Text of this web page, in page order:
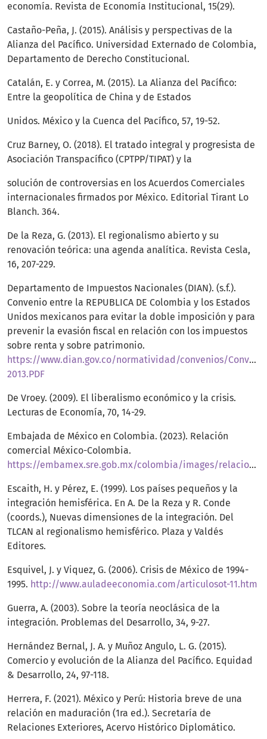
economía. Revista de Economía Institucional, 15(29).
Castaño-Peña, J. (2015). Análisis y perspectivas de la
Alianza del Pacífico. Universidad Externado de Colombia,
Departamento de Derecho Constitucional.
Catalán, E. y Correa, M. (2015). La Alianza del Pacífico:
Entre la geopolítica de China y de Estados
Unidos. México y la Cuenca del Pacífico, 57, 19-52.
Cruz Barney, O. (2018). El tratado integral y progresista de
Asociación Transpacífico (CPTPP/TIPAT) y la
solución de controversias en los Acuerdos Comerciales
internacionales firmados por México. Editorial Tirant Lo
Blanch. 364.
De la Reza, G. (2013). El regionalismo abierto y su
renovación teórica: una agenda analítica. Revista Cesla,
16, 207-229.
Departamento de Impuestos Nacionales (DIAN). (s.f.).
Convenio entre la REPUBLICA DE Colombia y los Estados
Unidos mexicanos para evitar la doble imposición y para
prevenir la evasión fiscal en relación con los impuestos
sobre renta y sobre patrimonio.
https://www.dian.gov.co/normatividad/convenios/
2013.PDF
De Vroey. (2009). El liberalismo económico y la crisis.
Lecturas de Economía, 70, 14-29.
Embajada de México en Colombia. (2023). Relación
comercial México-Colombia.
https://embamex.sre.gob.mx/colombia/images/relacionbilateral/EconomiayComercio.pdf
Escaith, H. y Pérez, E. (1999). Los países pequeños y la
integración hemisférica. En A. De la Reza y R. Conde
(coords.), Nuevas dimensiones de la integración. Del
TLCAN al regionalismo hemisférico. Plaza y Valdés
Editores.
Esquivel, J. y Viquez, G. (2006). Crisis de México de 1994-
1995. http://www.auladeeconomia.com/articulosot-11.htm
Guerra, A. (2003). Sobre la teoría neoclásica de la
integración. Problemas del Desarrollo, 34, 9-27.
Hernández Bernal, J. A. y Muñoz Angulo, L. G. (2015).
Comercio y evolución de la Alianza del Pacífico. Equidad
& Desarrollo, 24, 97-118.
Herrera, F. (2021). México y Perú: Historia breve de una
relación en maduración (1ra ed.). Secretaría de
Relaciones Exteriores, Acervo Histórico Diplomático.